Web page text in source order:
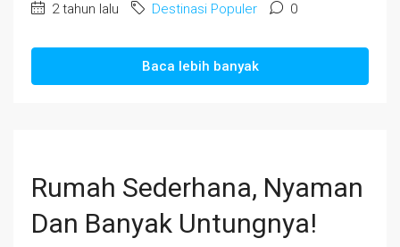
2 tahun lalu Destinasi Populer 0
Baca lebih banyak
Rumah Sederhana, Nyaman
Dan Banyak Untungnya!